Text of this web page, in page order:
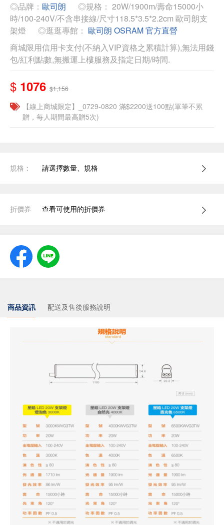
◎品牌： 歐司朗
◎規格： 20W/1900m/壽命15000小
時/100-240V/不含串接線/尺寸118.5*3.5*2.2cm 歐司朗支
架燈
◎逛逛專館： 歐司朗 OSRAM 官方直營
商城限用信用卡支付(不納入VIP資格之累積計算),無法用錢
包/紅利點數,無搬運上樓服務及指定日期/時間.
$ 1076 $1,156
【線上商城限定】_0729-0820 滿$2200送100點(單筆不累
贈，每人期間最高贈5次)
規格： 請選擇數量、規格
折價券 查看可使用的折價券
商品資訊 配送及售後服務說明